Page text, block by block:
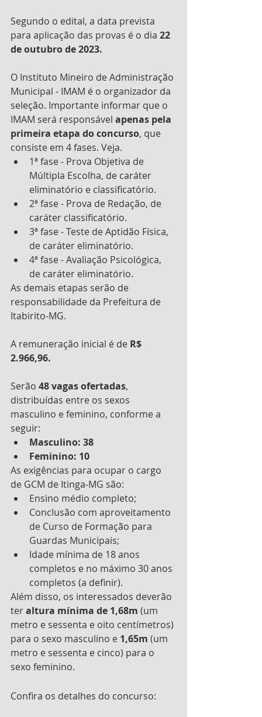
Segundo o edital, a data prevista
para aplicação das provas é o dia 22
de outubro de 2023.
O Instituto Mineiro de Administração
Municipal - IMAM é o organizador da
seleção. Importante informar que o
IMAM será responsável apenas pela
primeira etapa do concurso, que
consiste em 4 fases. Veja.
1ª fase - Prova Objetiva de
Múltipla Escolha, de caráter
eliminatório e classificatório.
2ª fase - Prova de Redação, de
caráter classificatório.
3ª fase - Teste de Aptidão Física,
de caráter eliminatório.
4ª fase - Avaliação Psicológica,
de caráter eliminatório.
As demais etapas serão de
responsabilidade da Prefeitura de
Itabirito-MG.
A remuneração inicial é de R$
2.966,96.
Serão 48 vagas ofertadas,
distribuídas entre os sexos
masculino e feminino, conforme a
seguir:
Masculino: 38
Feminino: 10
As exigências para ocupar o cargo
de GCM de Itinga-MG são:
Ensino médio completo;
Conclusão com aproveitamento
de Curso de Formação para
Guardas Municipais;
Idade mínima de 18 anos
completos e no máximo 30 anos
completos (a definir).
Além disso, os interessados deverão
ter altura mínima de 1,68m (um
metro e sessenta e oito centímetros)
para o sexo masculino e 1,65m (um
metro e sessenta e cinco) para o
sexo feminino.
Confira os detalhes do concurso: